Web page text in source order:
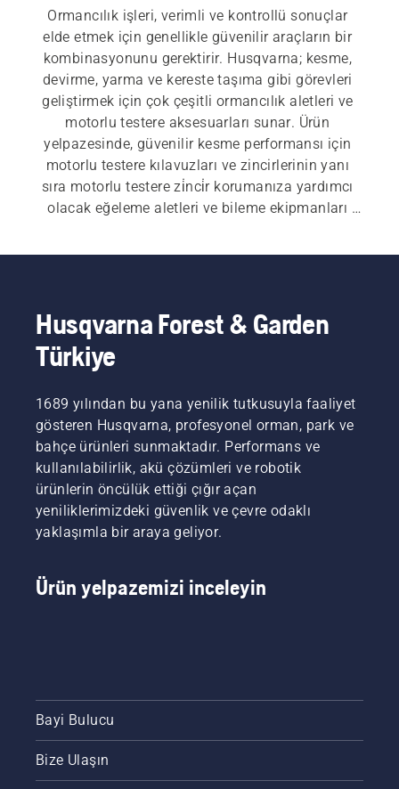
Ormancılık işleri, verimli ve kontrollü sonuçlar
elde etmek için genellikle güvenilir araçların bir
kombinasyonunu gerektirir. Husqvarna; kesme,
devirme, yarma ve kereste taşıma gibi görevleri
geliştirmek için çok çeşitli ormancılık aletleri ve
motorlu testere aksesuarları sunar. Ürün
yelpazesinde, güvenilir kesme performansı için
motorlu testere kılavuzları ve zincirlerinin yanı
sıra motorlu testere zi̇nci̇r korumanıza yardımcı
olacak eğeleme aletleri ve bileme ekipmanları
tasarlanmış baltalar, baltalar ve yarma baltaları
ağaç devirirken ve ağır keresteleri taşırken kontrol
artırmaya yardımcı olur. Ormancılık kemerleri ve
ölçüm aletleri gibi pratik aksesuarlar, ormanda
Husqvarna Forest & Garden
Türkiye
1689 yılından bu yana yenilik tutkusuyla faaliyet
gösteren Husqvarna, profesyonel orman, park ve
bahçe ürünleri sunmaktadır. Performans ve
kullanılabilirlik, akü çözümleri ve robotik
ürünlerin öncülük ettiği çığır açan
yeniliklerimizdeki güvenlik ve çevre odaklı
yaklaşımla bir araya geliyor.
Ürün yelpazemizi inceleyin
Bayi Bulucu
Bize Ulaşın